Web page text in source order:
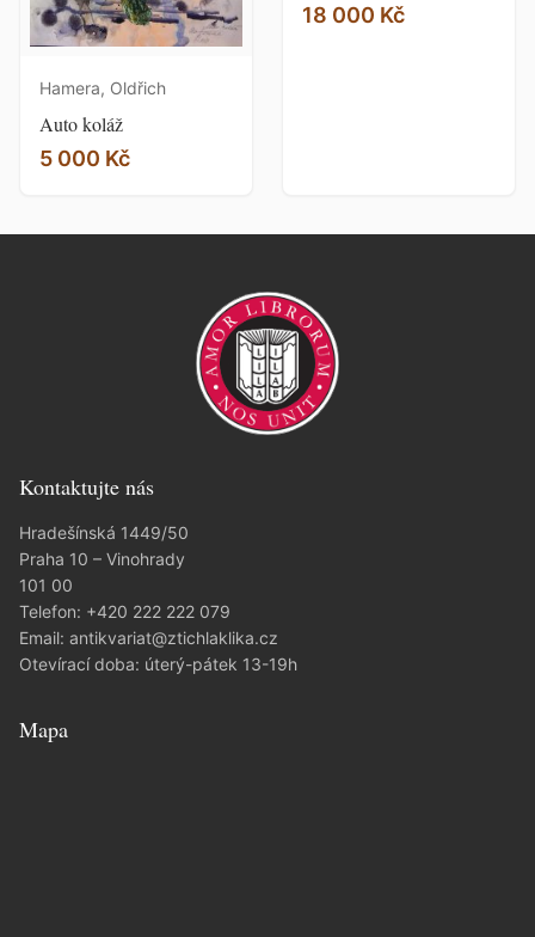
Hamera, Oldřich
Auto koláž
5 000 Kč
18 000 Kč
Kontaktujte nás
Hradešínská 1449/50
Praha 10 – Vinohrady
101 00
Telefon: +420 222 222 079
Email: antikvariat@ztichlaklika.cz
Otevírací doba: úterý-pátek 13-19h
Mapa